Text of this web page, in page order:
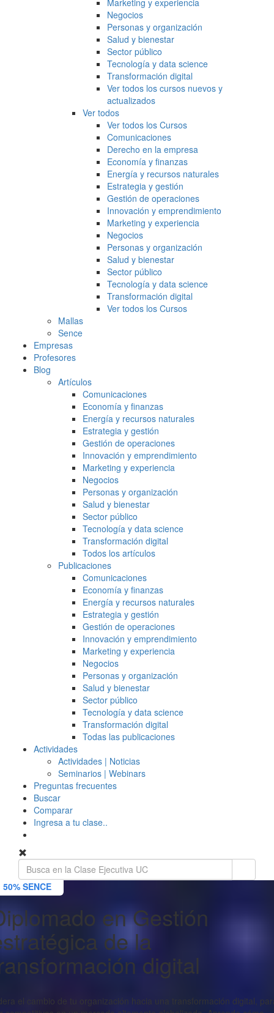
Marketing y experiencia
Negocios
Personas y organización
Salud y bienestar
Sector público
Tecnología y data science
Transformación digital
Ver todos los cursos nuevos y
actualizados
Ver todos
Ver todos los Cursos
Comunicaciones
Derecho en la empresa
Economía y finanzas
Energía y recursos naturales
Estrategia y gestión
Gestión de operaciones
Innovación y emprendimiento
Marketing y experiencia
Negocios
Personas y organización
Salud y bienestar
Sector público
Tecnología y data science
Transformación digital
Ver todos los Cursos
Mallas
Sence
Empresas
Profesores
Blog
Artículos
Comunicaciones
Economía y finanzas
Energía y recursos naturales
Estrategia y gestión
Gestión de operaciones
Innovación y emprendimiento
Marketing y experiencia
Negocios
Personas y organización
Salud y bienestar
Sector público
Tecnología y data science
Transformación digital
Todos los artículos
Publicaciones
Comunicaciones
Economía y finanzas
Energía y recursos naturales
Estrategia y gestión
Gestión de operaciones
Innovación y emprendimiento
Marketing y experiencia
Negocios
Personas y organización
Salud y bienestar
Sector público
Tecnología y data science
Transformación digital
Todas las publicaciones
Actividades
Actividades | Noticias
Seminarios | Webinars
Preguntas frecuentes
Buscar
Comparar
Ingresa a tu clase..
50% SENCE
en Gestión
de la
digital
el cambio de tu organización hacia una transformación digital,